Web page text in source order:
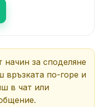
начин за споделяне
връзката по-горе и
в чат или